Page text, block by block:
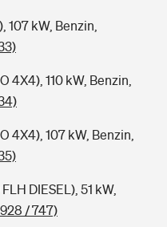
107 kW, Benzin,
4X4), 110 kW, Benzin,
4X4), 107 kW, Benzin,
DIESEL), 51 kW,
/ 747)